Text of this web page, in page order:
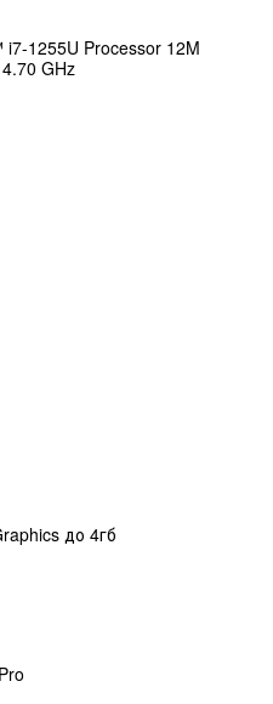
1255U Processor 12M
GHz
до 4гб